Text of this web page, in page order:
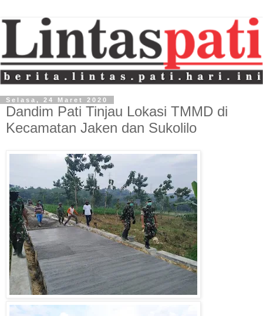
Selasa, 24 Maret 2020
Dandim Pati Tinjau Lokasi TMMD di
Kecamatan Jaken dan Sukolilo